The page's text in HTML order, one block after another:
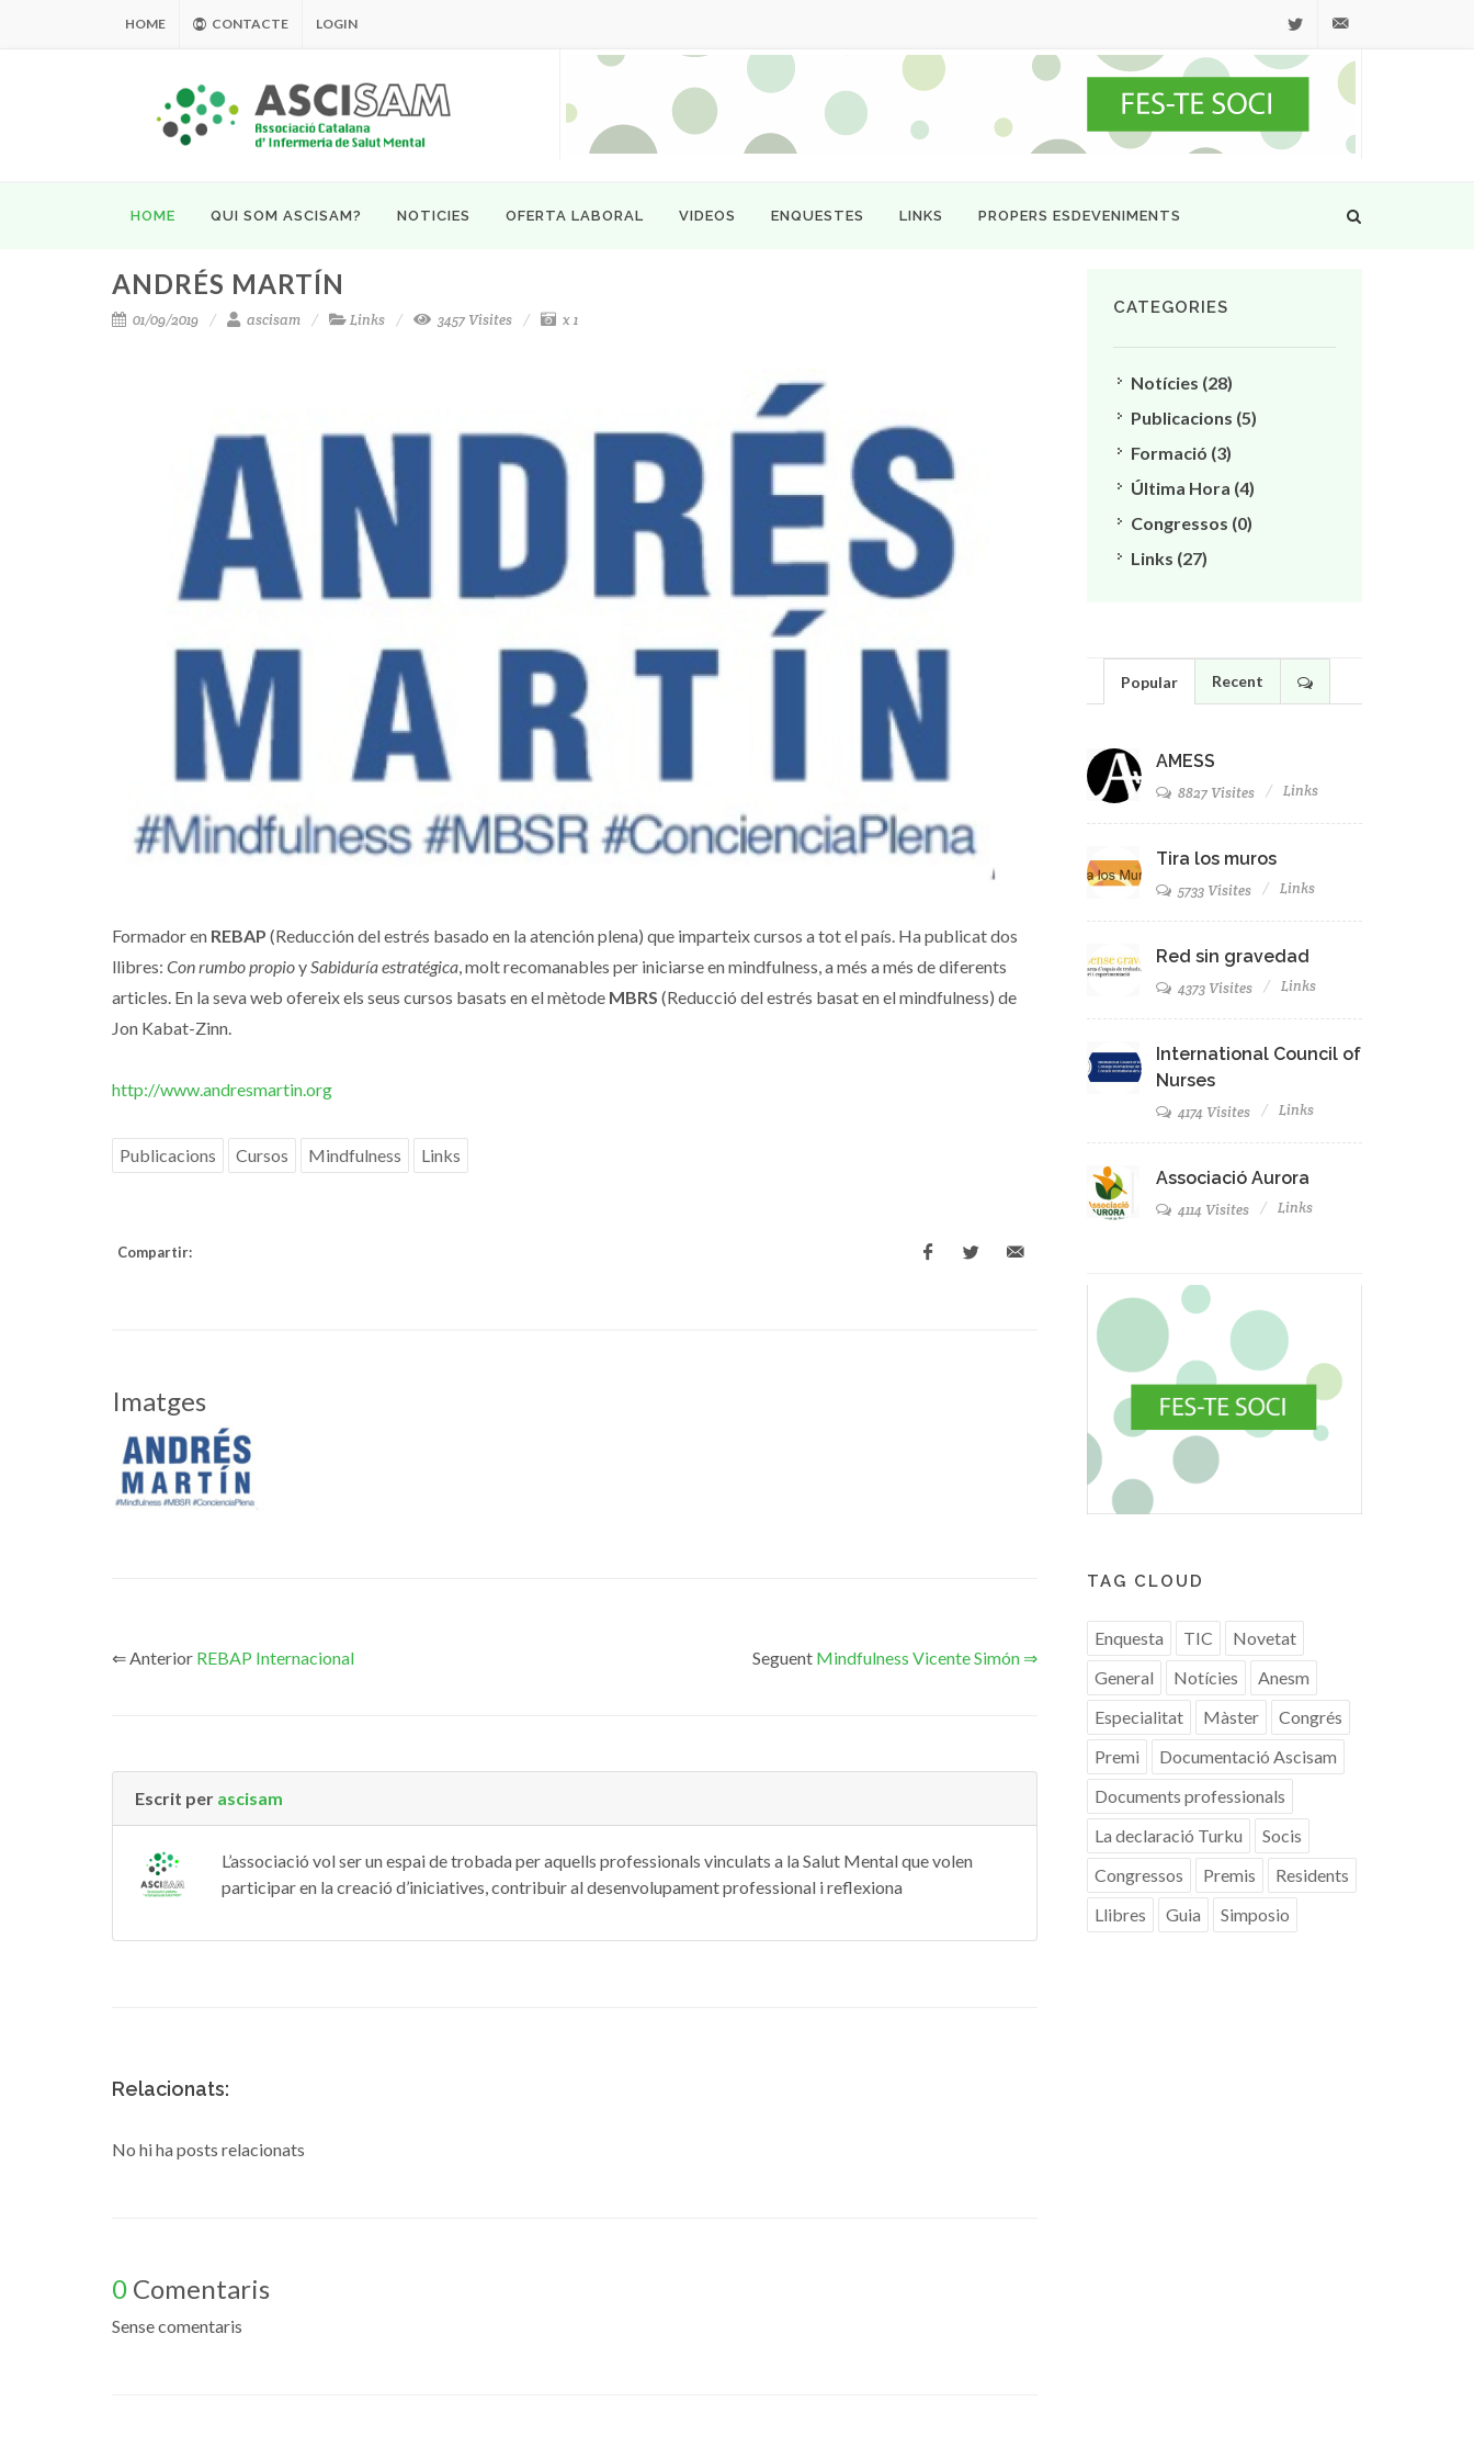
HOME CONTACTE LOGIN
Twitter
HOME QUI SOM ASCISAM? NOTICIES OFERTA LABORAL VIDEOS ENQUESTES LINKS PROPERS ESDEVENIMENTS
ANDRÉS MARTÍN
01/09/2019 ascisam Links 3457 Visites x 1
Formador en REBAP (Reducción del estrés basado en la atención plena) que imparteix cursos a tot el país. Ha publicat dos
llibres: Con rumbo propioy Sabiduría estratégica , molt recomanables per iniciarse en mindfulness, a més a més de diferents
articles. En la seva web ofereix els seus cursos basats en el mètode MBRS (Reducció del estrés basat en el mindfulness) de
Jon Kabat-Zinn.
http://www.andresmartin.org
Publicacions Cursos Mindfulness Links
Compartir:
Imatges
⇐ Anterior REBAP Internacional Seguent Mindfulness Vicente Simón ⇒
Escrit per ascisam
L’associació vol ser un espai de trobada per aquells professionals vinculats a la Salut Mental que volen
participar en la creació d’iniciatives, contribuir al desenvolupament professional i reflexiona
Relacionats:
No hi ha posts relacionats
0 Comentaris
Sense comentaris
CATEGORIES
Notícies (28)
Publicacions (5)
Formació (3)
Última Hora (4)
Congressos (0)
Links (27)
Popular Recent
AMESS
8827 Visites Links
Tira los muros
5733 Visites Links
Red sin gravedad
4373 Visites Links
International Council of
Nurses
4174 Visites Links
Associació Aurora
4114 Visites Links
TAG CLOUD
Enquesta TIC
Novetat
General
Notícies
Anesm
Especialitat
Màster
Congrés
Premi
Documentació Ascisam
Documents professionals
La declaració Turku
Socis
Congressos
Premis
Residents
Llibres
Guia Simposio